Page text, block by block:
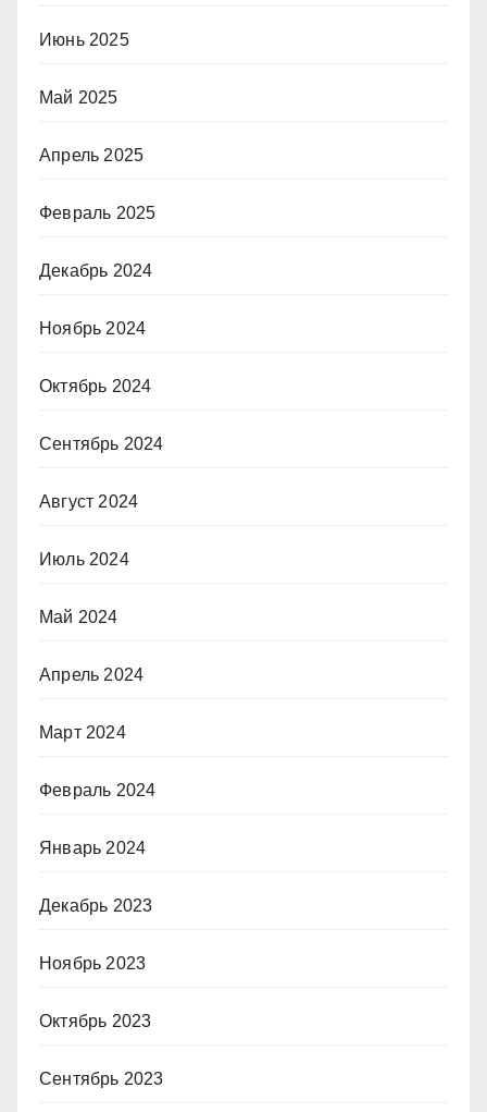
Июнь 2025
Май 2025
Апрель 2025
Февраль 2025
Декабрь 2024
Ноябрь 2024
Октябрь 2024
Сентябрь 2024
Август 2024
Июль 2024
Май 2024
Апрель 2024
Март 2024
Февраль 2024
Январь 2024
Декабрь 2023
Ноябрь 2023
Октябрь 2023
Сентябрь 2023